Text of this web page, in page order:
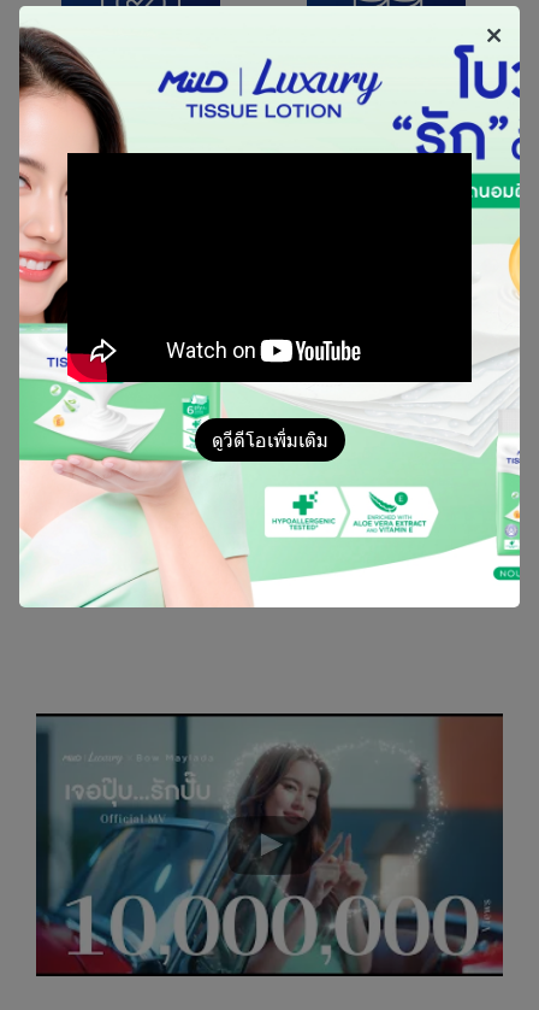
น อน
มา รฐานมั่นใจในคุณภาพ
ยเพื่อคนไทย
ผลิตด้วยความใส่ใจ
ดูวีดีโอเพิ่มเติม